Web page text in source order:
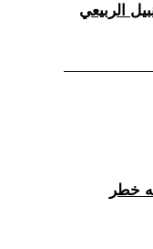
خطر